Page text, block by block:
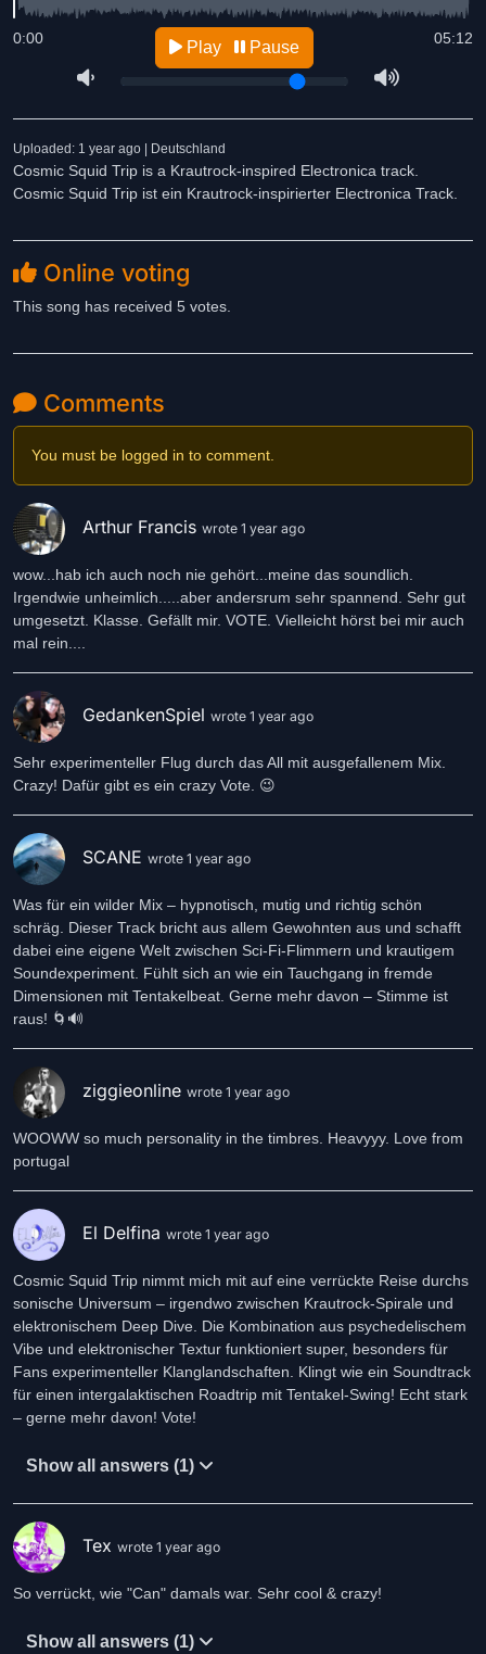
05:12
0:00 Play Pause
Uploaded: 1 year ago | Deutschland
Cosmic Squid Trip is a Krautrock-inspired Electronica track.
Cosmic Squid Trip ist ein Krautrock-inspirierter Electronica Track.
Online voting
This song has received 5 votes.
Comments
You must be logged in to comment.
Arthur Francis wrote 1 year ago
wow...hab ich auch noch nie gehört...meine das soundlich.
Irgendwie unheimlich.....aber andersrum sehr spannend. Sehr gut
umgesetzt. Klasse. Gefällt mir. VOTE. Vielleicht hörst bei mir auch
mal rein....
GedankenSpiel wrote 1 year ago
Sehr experimenteller Flug durch das All mit ausgefallenem Mix.
SCANE wrote 1 year ago
Was für ein wilder Mix – hypnotisch, mutig und richtig schön
schräg. Dieser Track bricht aus allem Gewohnten aus und schafft
dabei eine eigene Welt zwischen Sci-Fi-Flimmern und krautigem
Soundexperiment. Fühlt sich an wie ein Tauchgang in fremde
Dimensionen mit Tentakelbeat. Gerne mehr davon – Stimme ist
raus! 🌀🔊
ziggieonline wrote 1 year ago
WOOWW so much personality in the timbres. Heavyyy. Love from
portugal
El Delfina wrote 1 year ago
Cosmic Squid Trip nimmt mich mit auf eine verrückte Reise durchs
sonische Universum – irgendwo zwischen Krautrock-Spirale und
elektronischem Deep Dive. Die Kombination aus psychedelischem
Vibe und elektronischer Textur funktioniert super, besonders für
Fans experimenteller Klanglandschaften. Klingt wie ein Soundtrack
für einen intergalaktischen Roadtrip mit Tentakel-Swing! Echt stark
– gerne mehr davon! Vote!
Show all answers (1)
Tex wrote 1 year ago
So verrückt, wie "Can" damals war. Sehr cool & crazy!
Show all answers (1)